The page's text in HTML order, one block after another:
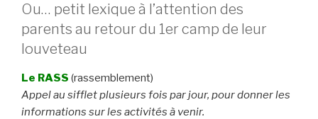
Ou… petit lexique à l’attention des
parents au retour du 1er camp de leur
louveteau
Le RASS (rassemblement)
Appel au sifflet plusieurs fois par jour, pour donner les
informations sur les activités à venir.